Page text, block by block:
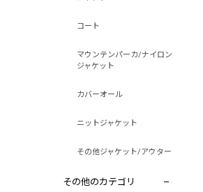
コート
マウンテンパーカ/ナイロン
ジャケット
カバーオール
ニットジャケット
その他ジャケット/アウター
その他のカテゴリ